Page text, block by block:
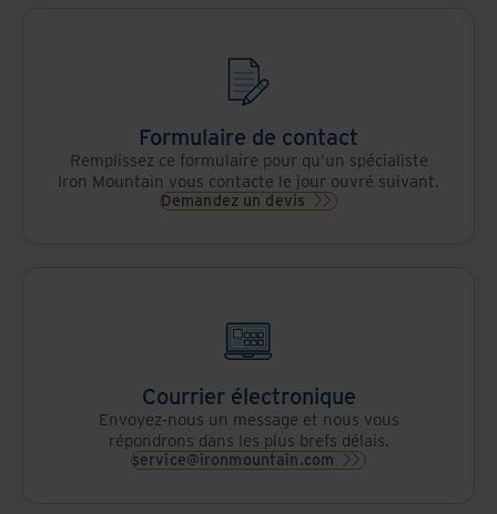
Formulaire de contact
Remplissez ce formulaire pour qu'un spécialiste
Iron Mountain vous contacte le jour ouvré suivant.
Demandez un devis
Courrier électronique
Envoyez-nous un message et nous vous
répondrons dans les plus brefs délais.
service@ironmountain.com